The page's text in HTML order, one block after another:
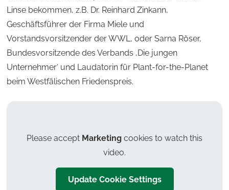
Linse bekommen, z.B. Dr. Reinhard Zinkann,
Geschäftsführer der Firma Miele und
Vorstandsvorsitzender der WWL, oder Sarna Röser,
Bundesvorsitzende des Verbands ‚Die jungen
Unternehmer‘ und Laudatorin für Plant-for-the-Planet
beim Westfälischen Friedenspreis.
Please accept Marketing cookies to watch this
video.
Update Cookie Settings